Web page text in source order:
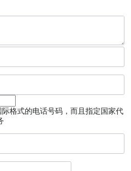
格式的电话号码，而且指定国家代